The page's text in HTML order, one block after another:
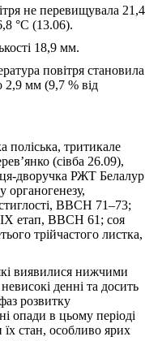
не перевищувала 21,4
°С (13.06).
18,9 мм.
повітря становила
2,9 мм (9,7 % від
тритикале
(сівба 26.09),
дворучка РЖТ Белалур
органогенезу,
ВВСН 71‒73;
ІХ етап, ВВСН 61; соя
трійчастого листка,
виявилися нижчими
денні та досить
розвитку
опади в цьому періоді
стан, особливо ярих